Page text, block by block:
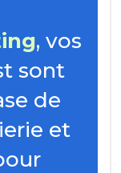
, vos
sont
de
et